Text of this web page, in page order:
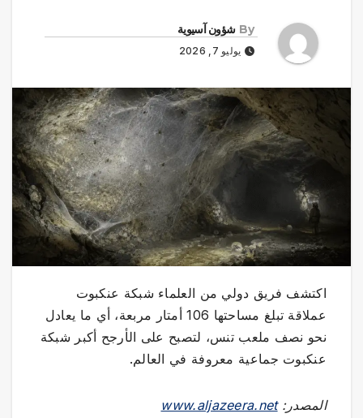
By شؤون آسيوية
يوليو 7, 2026
اكتشف فريق دولي من العلماء شبكة عنكبوت
عملاقة تبلغ مساحتها 106 أمتار مربعة، أي ما يعادل
نحو نصف ملعب تنس، لتصبح على الأرجح أكبر شبكة
عنكبوت جماعية معروفة في العالم.
المصدر:www.aljazeera.net